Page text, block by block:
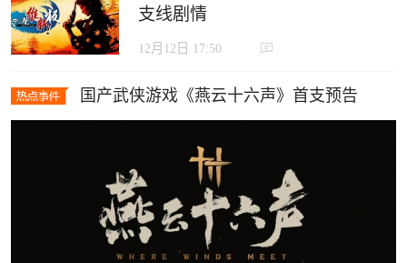
支线剧情
12月12日 17:50
国产武侠游戏《燕云十六声》首支预告